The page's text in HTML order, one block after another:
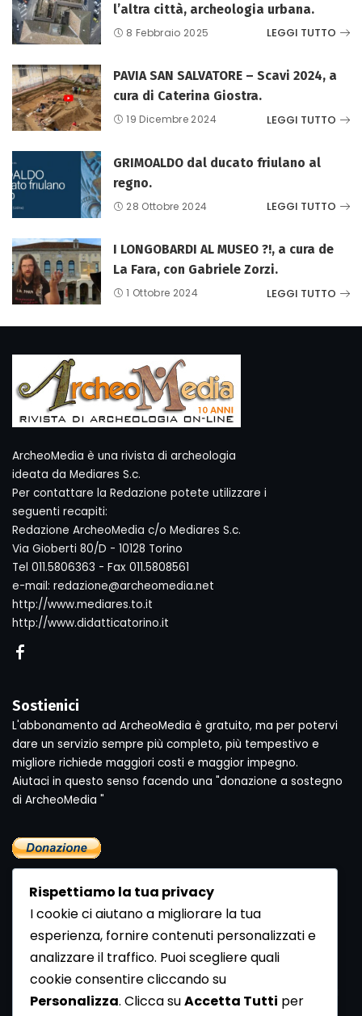
l’altra città, archeologia urbana.
8 Febbraio 2025 LEGGI TUTTO
PAVIA SAN SALVATORE – Scavi 2024, a
cura di Caterina Giostra.
19 Dicembre 2024 LEGGI TUTTO
GRIMOALDO dal ducato friulano al
regno.
28 Ottobre 2024 LEGGI TUTTO
I LONGOBARDI AL MUSEO ?!, a cura de
La Fara, con Gabriele Zorzi.
1 Ottobre 2024 LEGGI TUTTO
ArcheoMedia è una rivista di archeologia
ideata da Mediares S.c.
Per contattare la Redazione potete utilizzare i
seguenti recapiti:
Redazione ArcheoMedia c/o Mediares S.c.
Via Gioberti 80/D - 10128 Torino
Tel 011.5806363 - Fax 011.5808561
e-mail: redazione@archeomedia.net
http://www.mediares.to.it
http://www.didatticatorino.it
Sostienici
L'abbonamento ad ArcheoMedia è gratuito, ma per potervi
dare un servizio sempre più completo, più tempestivo e
migliore richiede maggiori costi e maggior impegno.
Aiutaci in questo senso facendo una "donazione a sostegno
di ArcheoMedia "
Newsletter
Se vuoi ricevere la Rivista gratuita di archeologia realizzata
dalla Redazione di ArcheoMedia iscriviti alla nostra
Rispettiamo la tua privacy
I cookie ci aiutano a migliorare la tua
esperienza, fornire contenuti personalizzati e
analizzare il traffico. Puoi scegliere quali
cookie consentire cliccando su
Personalizza. Clicca suAccetta Tutti per